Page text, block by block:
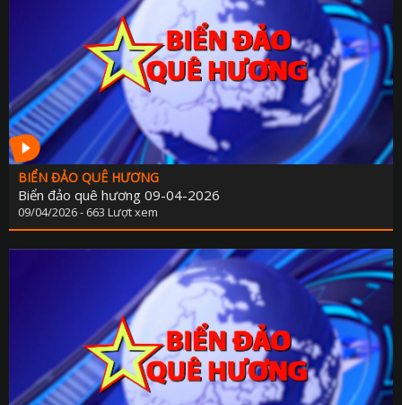
KẾ HOẠCH PHÁT TRIỂN
LỊCH CƠ
TIN
THÔNG BÁO - TUYỂN
THÔNG TIN BÁO
BIỂN ĐẢO QUÊ HƯƠNG
Biển đảo quê hương 09-04-2026
09/04/2026 - 663 Lượt xem